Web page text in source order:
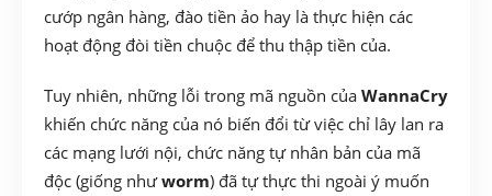
cướp ngân hàng, đào tiền ảo hay là thực hiện các
hoạt động đòi tiền chuộc để thu thập tiền của.
Tuy nhiên, những lỗi trong mã nguồn của WannaCry
khiến chức năng của nó biến đổi từ việc chỉ lây lan ra
các mạng lưới nội, chức năng tự nhân bản của mã
độc (giống nhưworm) đã tự thực thi ngoài ý muốn